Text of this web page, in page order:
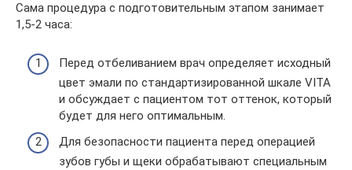
Сама процедура с подготовительным этапом занимает
1,5-2 часа:
Перед отбеливанием врач определяет исходный
цвет эмали по стандартизированной шкале VITA
и обсуждает с пациентом тот оттенок, который
будет для него оптимальным.
Для безопасности пациента перед операцией
зубов губы и щеки обрабатывают специальным